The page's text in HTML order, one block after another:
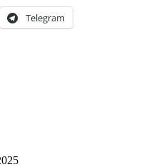
Telegram